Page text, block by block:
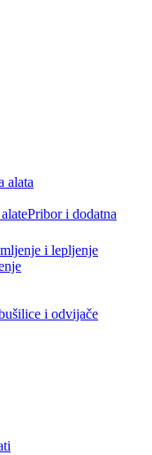
alata
Pribor i dodatna
i lepljenje
i odvijače